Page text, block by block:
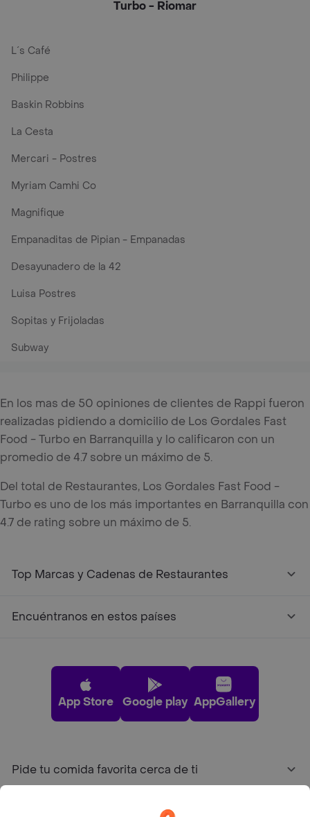
Turbo - Riomar
L´s Café
Philippe
Baskin Robbins
La Cesta
Mercari - Postres
Myriam Camhi Co
Magnifique
Empanaditas de Pipian - Empanadas
Desayunadero de la 42
Luisa Postres
Sopitas y Frijoladas
Subway
En los mas de 50 opiniones de clientes de Rappi fueron
realizadas pidiendo a domicilio de Los Gordales Fast
Food - Turbo en Barranquilla y lo calificaron con un
promedio de 4.7 sobre un máximo de 5.
Del total de Restaurantes, Los Gordales Fast Food -
Turbo es uno de los más importantes en Barranquilla con
4.7 de rating sobre un máximo de 5.
Top Marcas y Cadenas de Restaurantes
Encuéntranos en estos países
App Store Google play AppGallery
Pide tu comida favorita cerca de ti